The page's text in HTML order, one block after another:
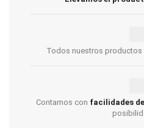
Todos nuestros productos
Contamos con facilidades